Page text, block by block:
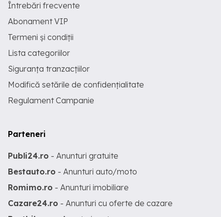
Întrebări frecvente
Abonament VIP
Termeni și condiții
Lista categoriilor
Siguranța tranzacțiilor
Modifică setările de confidențialitate
Regulament Campanie
Parteneri
Publi24.ro - Anunturi gratuite
Bestauto.ro - Anunturi auto/moto
Romimo.ro - Anunturi imobiliare
Cazare24.ro - Anunturi cu oferte de cazare